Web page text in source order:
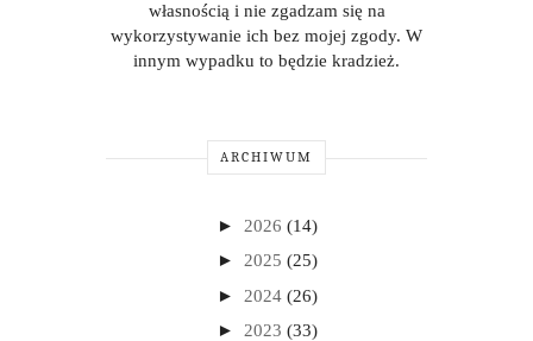
własnością i nie zgadzam się na
wykorzystywanie ich bez mojej zgody. W
innym wypadku to będzie kradzież.
ARCHIWUM
► 2026 (14)
► 2025 (25)
► 2024 (26)
► 2023 (33)